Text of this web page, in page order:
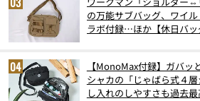
の万能サブバッグ、ワイ
ラボ付録…ほか【休日バ
【MonoMax付録】ガバッ
シャカの「じゃばら式４
し入れのしやすさも過去